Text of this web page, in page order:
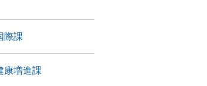
際課
康増進課